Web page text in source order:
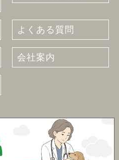
よくある質問
会社案内